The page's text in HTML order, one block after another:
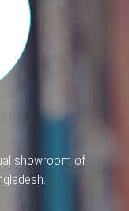
showroom of